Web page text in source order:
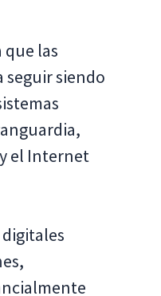
las
siendo
el Internet